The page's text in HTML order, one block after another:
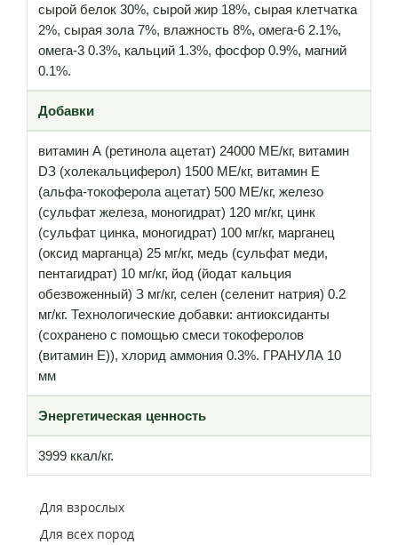
сырой белок 30%, сырой жир 18%, сырая клетчатка
2%, сырая зола 7%, влажность 8%, омега-6 2.1%,
омега-3 0.3%, кальций 1.3%, фосфор 0.9%, магний
0.1%.
Добавки
витамин А (ретинола ацетат) 24000 МЕ/кг, витамин
DЗ (холекальциферол) 1500 МЕ/кг, витамин Е
(альфа-токоферола ацетат) 500 МЕ/кг, железо
(сульфат железа, моногидрат) 120 мг/кг, цинк
(сульфат цинка, моногидрат) 100 мг/кг, марганец
(оксид марганца) 25 мг/кг, медь (сульфат меди,
пентагидрат) 10 мг/кг, йод (йодат кальция
обезвоженный) З мг/кг, селен (селенит натрия) 0.2
мг/кг. Технологические добавки: антиоксиданты
(сохранено с помощью смеси токоферолов
(витамин Е)), хлорид аммония 0.3%. ГРАНУЛА 10
мм
Энергетическая ценность
3999 ккал/кг.
Для взрослых
Для всех пород